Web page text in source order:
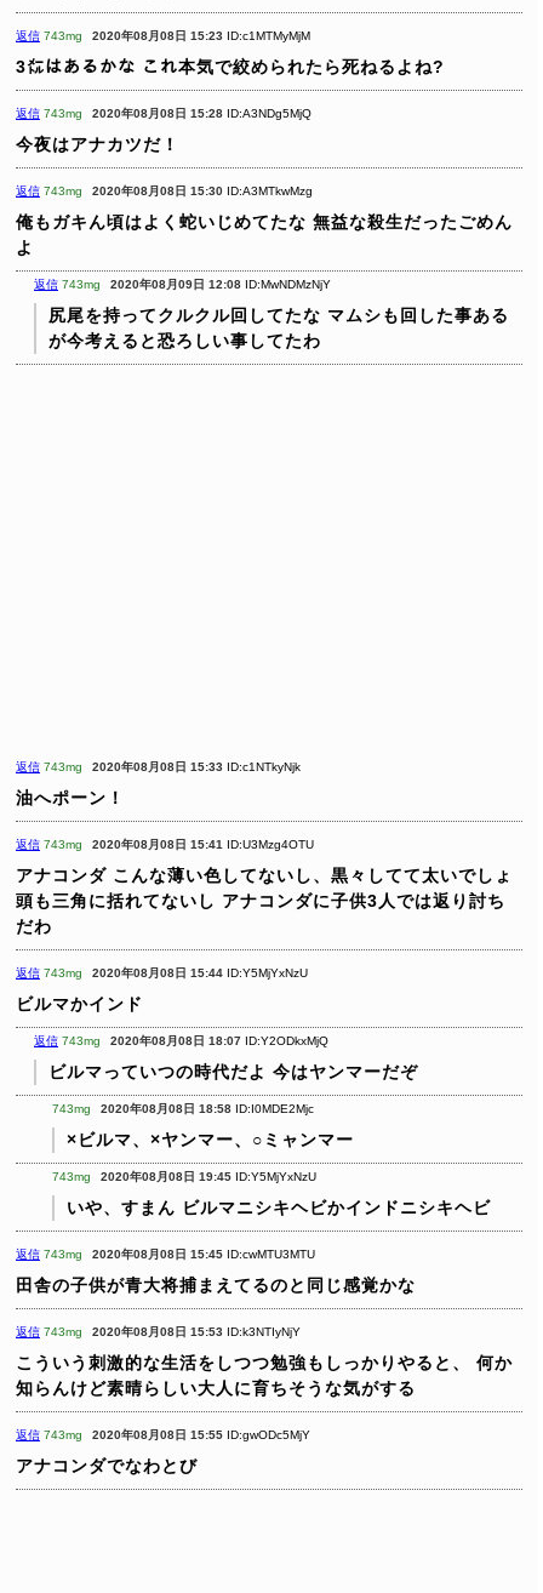
返信 743mg 2020年08月08日 15:23 ID:c1MTMyMjM
3㍍はあるかな これ本気で絞められたら死ねるよね?
返信 743mg 2020年08月08日 15:28 ID:A3NDg5MjQ
今夜はアナカツだ！
返信 743mg 2020年08月08日 15:30 ID:A3MTkwMzg
俺もガキん頃はよく蛇いじめてたな 無益な殺生だったごめん
よ
返信 743mg 2020年08月09日 12:08 ID:MwNDMzNjY
尻尾を持ってクルクル回してたな マムシも回した事ある
が今考えると恐ろしい事してたわ
返信 743mg 2020年08月08日 15:33 ID:c1NTkyNjk
油へポーン！
返信 743mg 2020年08月08日 15:41 ID:U3Mzg4OTU
アナコンダ こんな薄い色してないし、黒々してて太いでしょ
頭も三角に括れてないし アナコンダに子供3人では返り討ち
だわ
返信 743mg 2020年08月08日 15:44 ID:Y5MjYxNzU
ビルマかインド
返信 743mg 2020年08月08日 18:07 ID:Y2ODkxMjQ
ビルマっていつの時代だよ 今はヤンマーだぞ
743mg 2020年08月08日 18:58 ID:I0MDE2Mjc
×ビルマ、×ヤンマー、○ミャンマー
743mg 2020年08月08日 19:45 ID:Y5MjYxNzU
いや、すまん ビルマニシキヘビかインドニシキヘビ
返信 743mg 2020年08月08日 15:45 ID:cwMTU3MTU
田舎の子供が青大将捕まえてるのと同じ感覚かな
返信 743mg 2020年08月08日 15:53 ID:k3NTIyNjY
こういう刺激的な生活をしつつ勉強もしっかりやると、
何か
知らんけど素晴らしい大人に育ちそうな気がする
返信 743mg 2020年08月08日 15:55 ID:gwODc5MjY
アナコンダでなわとび